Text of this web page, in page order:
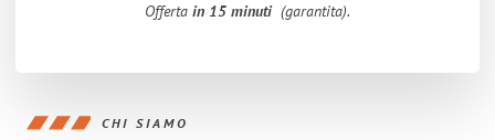
Offerta in 15 minuti (garantita).
CHI SIAMO